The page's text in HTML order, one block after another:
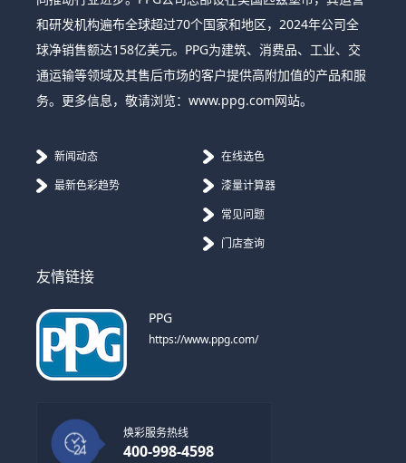
和研发机构遍布全球超过70个国家和地区，2024年公司全
球净销售额达158亿美元。PPG为建筑、消费品、工业、交
通运输等领域及其售后市场的客户提供高附加值的产品和服
务。更多信息，敬请浏览：www.ppg.com网站。
新闻动态
最新色彩趋势
在线选色
漆量计算器
常见问题
门店查询
友情链接
PPG
https://www.ppg.com/
焕彩服务热线
400-998-4598